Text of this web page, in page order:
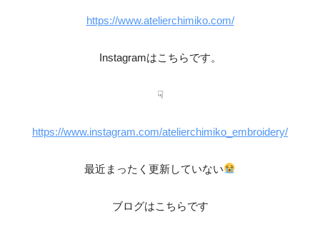
https://www.atelierchimiko.com/
Instagramはこちらです。
☟
https://www.instagram.com/atelierchimiko_embroidery/
最近まったく更新していない
ブログはこちらです